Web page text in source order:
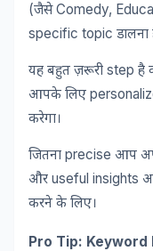
(जैसेComedy,
specific topic डालना
यह बहुत ज़रूरी step है
आपके लिए
करेगा।
जितना precise आप
और useful insights
करने के लिए।
Pro Tip: Keyword